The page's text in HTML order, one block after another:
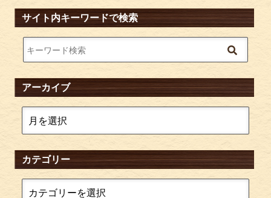
サイト内キーワードで検索
アーカイブ
カテゴリー